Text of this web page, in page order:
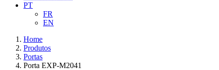
PT
FR
EN
Home
Produtos
Portas
Porta EXP-M2041